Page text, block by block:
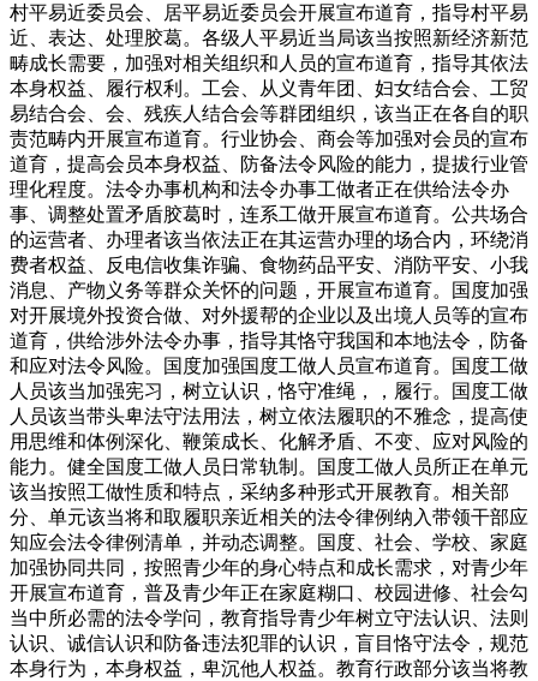
村平易近委员会、居平易近委员会开展宣布道育，指导村平易
近、表达、处理胶葛。各级人平易近当局该当按照新经济新范
畴成长需要，加强对相关组织和人员的宣布道育，指导其依法
本身权益、履行权利。工会、从义青年团、妇女结合会、工贸
易结合会、会、残疾人结合会等群团组织，该当正在各自的职
责范畴内开展宣布道育。行业协会、商会等加强对会员的宣布
道育，提高会员本身权益、防备法令风险的能力，提拔行业管
理化程度。法令办事机构和法令办事工做者正在供给法令办
事、调整处置矛盾胶葛时，连系工做开展宣布道育。公共场合
的运营者、办理者该当依法正在其运营办理的场合内，环绕消
费者权益、反电信收集诈骗、食物药品平安、消防平安、小我
消息、产物义务等群众关怀的问题，开展宣布道育。国度加强
对开展境外投资合做、对外援帮的企业以及出境人员等的宣布
道育，供给涉外法令办事，指导其恪守我国和本地法令，防备
和应对法令风险。国度加强国度工做人员宣布道育。国度工做
人员该当加强宪习，树立认识，恪守准绳，，履行。国度工做
人员该当带头卑法守法用法，树立依法履职的不雅念，提高使
用思维和体例深化、鞭策成长、化解矛盾、不变、应对风险的
能力。健全国度工做人员日常轨制。国度工做人员所正在单元
该当按照工做性质和特点，采纳多种形式开展教育。相关部
分、单元该当将和取履职亲近相关的法令律例纳入带领干部应
知应会法令律例清单，并动态调整。国度、社会、学校、家庭
加强协同共同，按照青少年的身心特点和成长需求，对青少年
开展宣布道育，普及青少年正在家庭糊口、校园进修、社会勾
当中所必需的法令学问，教育指导青少年树立守法认识、法则
认识、诚信认识和防备违法犯罪的认识，盲目恪守法令，规范
本身行为，本身权益，卑沉他人权益。教育行政部分该当将教